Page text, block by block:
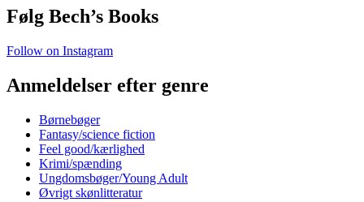
Følg Bech’s Books
Follow on Instagram
Anmeldelser efter genre
Børnebøger
Fantasy/science fiction
Feel good/kærlighed
Krimi/spænding
Ungdomsbøger/Young Adult
Øvrigt skønlitteratur